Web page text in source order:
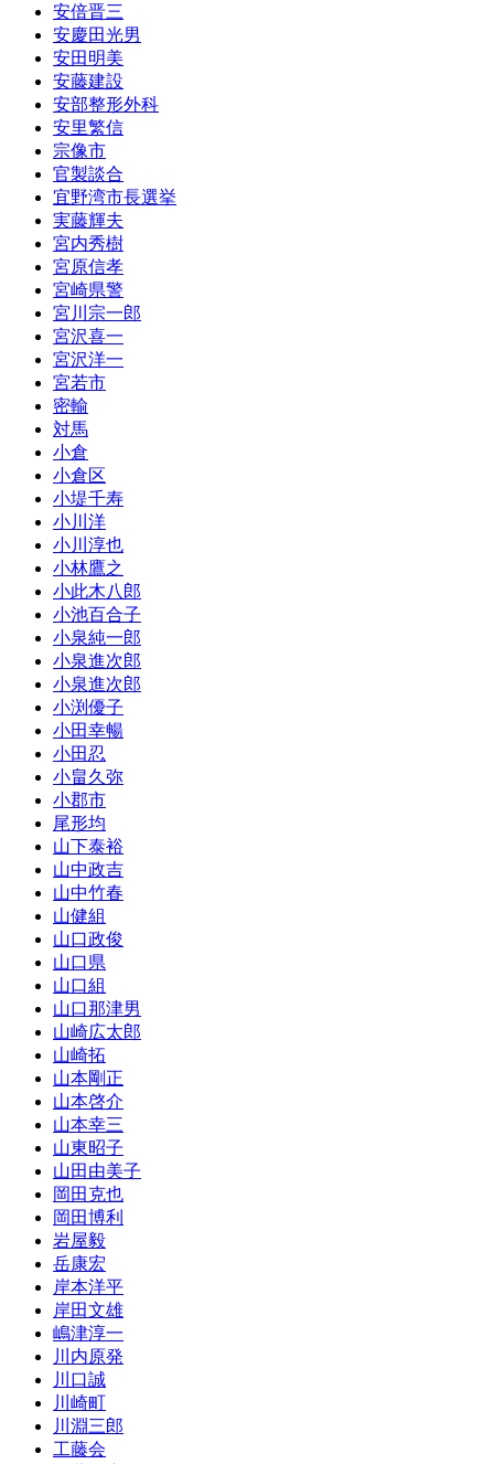
安倍晋三
安慶田光男
安田明美
安藤建設
安部整形外科
安里繁信
宗像市
官製談合
宜野湾市長選挙
実藤輝夫
宮内秀樹
宮原信孝
宮崎県警
宮川宗一郎
宮沢喜一
宮沢洋一
宮若市
密輸
対馬
小倉
小倉区
小堤千寿
小川洋
小川淳也
小林鷹之
小此木八郎
小池百合子
小泉純一郎
小泉進次郎
小泉進次郎
小渕優子
小田幸暢
小田忍
小畠久弥
小郡市
尾形均
山下泰裕
山中政吉
山中竹春
山健組
山口政俊
山口県
山口組
山口那津男
山崎広太郎
山崎拓
山本剛正
山本啓介
山本幸三
山東昭子
山田由美子
岡田克也
岡田博利
岩屋毅
岳康宏
岸本洋平
岸田文雄
嶋津淳一
川内原発
川口誠
川崎町
川淵三郎
工藤会